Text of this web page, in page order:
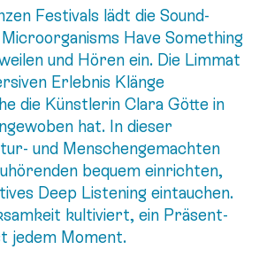
Festivals lädt die Sound-
Microorganisms Have Something
und Hören ein. Die Limmat
Erlebnis Klänge
die Künstlerin Clara Götte in
hat. In dieser
und Menschengemachten
bequem einrichten,
Deep Listening eintauchen.
kultiviert, ein Präsent-
jedem Moment.